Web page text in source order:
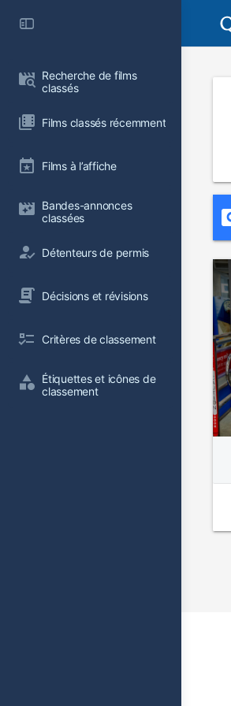
Recherche de films
classés
Films classés récemment
Films à l’affiche
Bandes-annonces
classées
Détenteurs de permis
Décisions et révisions
Critères de classement
Étiquettes et icônes de
classement